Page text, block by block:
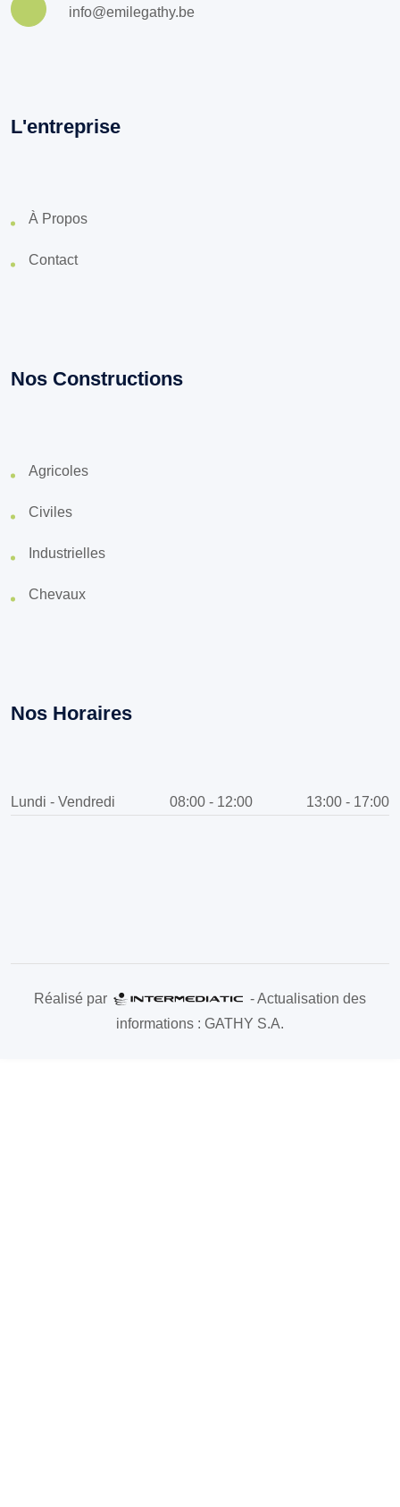
info@emilegathy.be
L'entreprise
À Propos
Contact
Nos Constructions
Agricoles
Civiles
Industrielles
Chevaux
Nos Horaires
Lundi - Vendredi 08:00 - 12:00 13:00 - 17:00
Réalisé par
- Actualisation des
informations : GATHY S.A.